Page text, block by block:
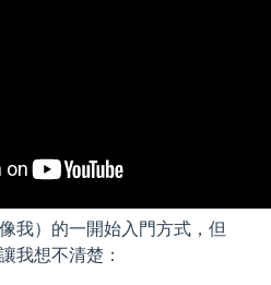
我）的一開始入門方式，但
我想不清楚：